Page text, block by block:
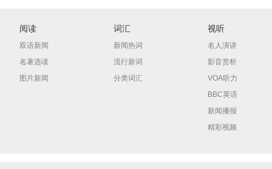
阅读
双语新闻
名著选读
图片新闻
词汇
新闻热词
流行新词
分类词汇
视听
名人演讲
影音赏析
VOA听力
BBC英语
新闻播报
精彩视频